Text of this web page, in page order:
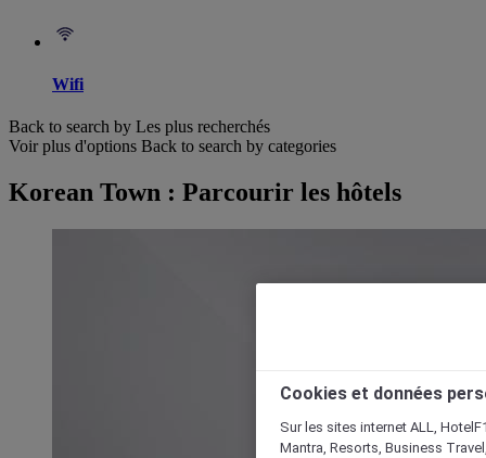
Wifi
Back to search by Les plus recherchés
Voir plus d'options Back to search by categories
Korean Town : Parcourir les hôtels
Cookies et données
Sur les sites internet ALL,
Mantra, Resorts, Business